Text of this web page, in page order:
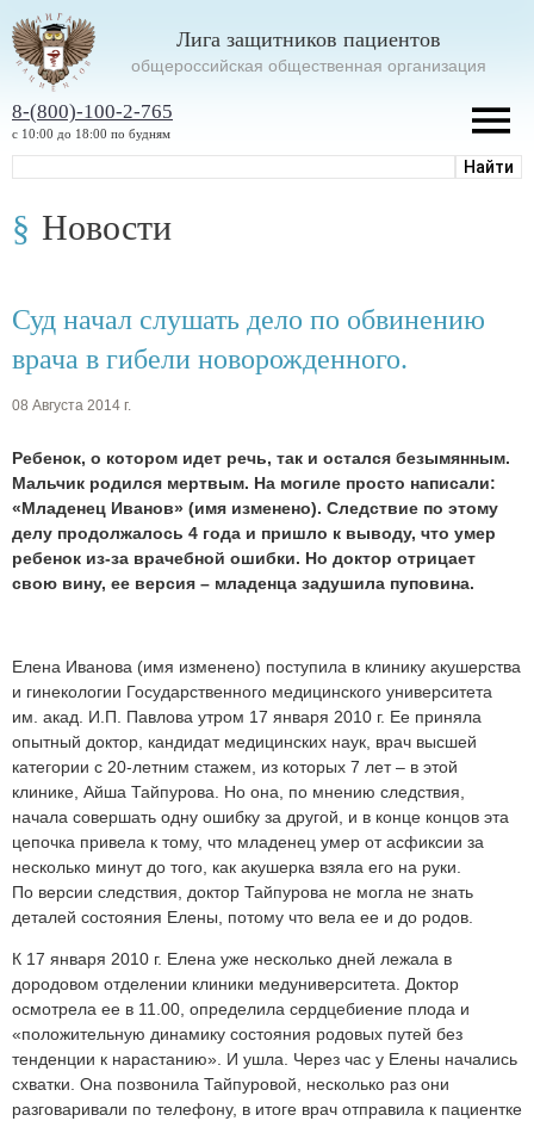
Лига защитников пациентов
oбщероссийская общественная организация
8-(800)-100-2-765
с 10:00 до 18:00 по будням
Новости
Суд начал слушать дело по обвинению
врача в гибели новорожденного.
08 Августа 2014 г.
Ребенок, о котором идет речь, так и остался безымянным.
Мальчик родился мертвым. На могиле просто написали:
«Младенец Иванов» (имя изменено). Следствие по этому
делу продолжалось 4 года и пришло к выводу, что умер
ребенок из-за врачебной ошибки. Но доктор отрицает
свою вину, ее версия – младенца задушила пуповина.
Елена Иванова (имя изменено) поступила в клинику акушерства
и гинекологии Государственного медицинского университета
им. акад. И.П. Павлова утром 17 января 2010 г. Ее приняла
опытный доктор, кандидат медицинских наук, врач высшей
категории с 20-летним стажем, из которых 7 лет – в этой
клинике, Айша Тайпурова. Но она, по мнению следствия,
начала совершать одну ошибку за другой, и в конце концов эта
цепочка привела к тому, что младенец умер от асфиксии за
несколько минут до того, как акушерка взяла его на руки.
По версии следствия, доктор Тайпурова не могла не знать
деталей состояния Елены, потому что вела ее и до родов.
К 17 января 2010 г. Елена уже несколько дней лежала в
дородовом отделении клиники медуниверситета. Доктор
осмотрела ее в 11.00, определила сердцебиение плода и
«положительную динамику состояния родовых путей без
тенденции к нарастанию». И ушла. Через час у Елены начались
схватки. Она позвонила Тайпуровой, несколько раз они
разговаривали по телефону, в итоге врач отправила к пациент­ке